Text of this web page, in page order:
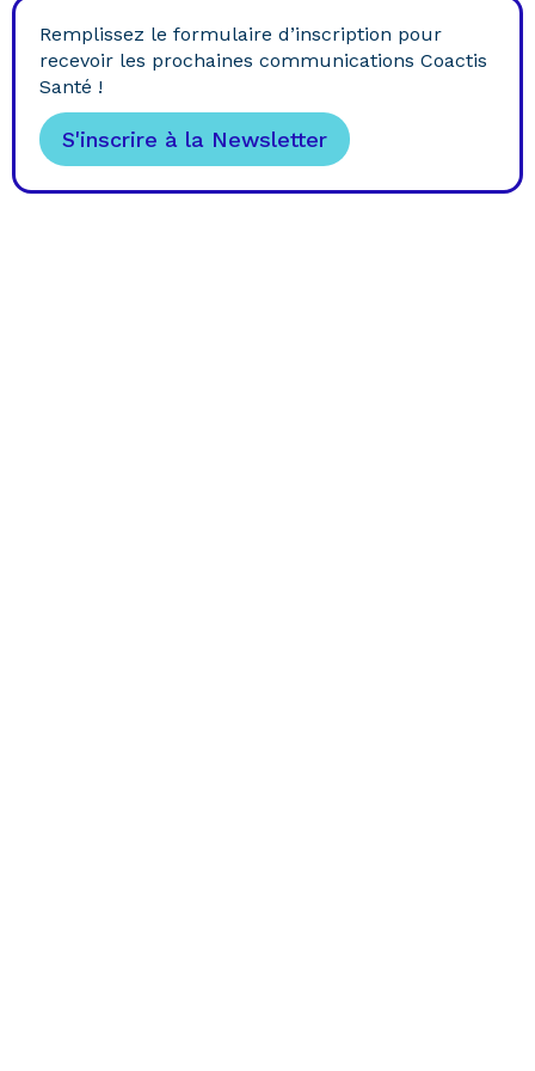
Remplissez le formulaire d’inscription pour
recevoir les prochaines communications Coactis
Santé !
S'inscrire à la Newsletter